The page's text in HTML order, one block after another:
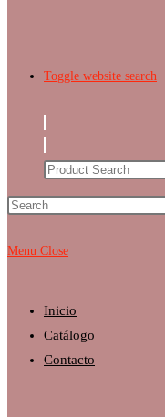
Toggle website search
Menu Close
Inicio
Catálogo
Contacto